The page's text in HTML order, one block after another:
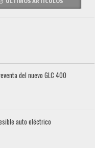
ÚLTIMOS ARTÍCULOS
del nuevo GLC 400
auto eléctrico